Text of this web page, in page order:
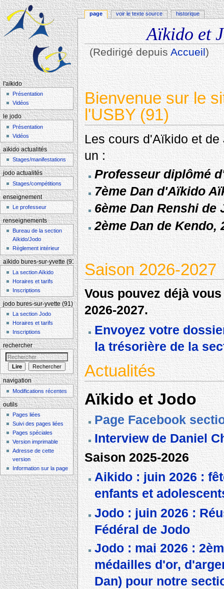
Aïkido et
(Redirigé depuisAccueil)
Aller à : navigation ,rechercher
Bienvenue sur le
l'USBY (91)
Les cours d'Aïkido et
un :
Professeur diplômé
7ème Dan d'Aïkido
6ème Dan Renshi de
2ème Dan de Kendo,
Saison 2026-2027
Vous pouvez déjà
2026-2027.
Envoyez votre
la trésorière de la
Actualités
Aïkido et Jodo
Page Facebook
Interview de Daniel
Saison 2025-2026
Aikido : juin 2026 :
enfants et
Jodo : juin 2026 :
Fédéral de Jodo
Jodo : mai 2026 :
médailles d'or,
Dan) pour notre
page voir le texte source historique
l'aïkido
Présentation
Vidéos
le jodo
Présentation
Vidéos
aïkido actualités
Stages/manifestations
jodo actualités
Stages/compétitions
enseignement
Le professeur
renseignements
Bureau de la section
Aïkido/Jodo
Règlement intérieur
aïkido bures-sur-yvette (91)
La section Aïkido
Horaires et tarifs
Inscriptions
jodo bures-sur-yvette (91)
La section Jodo
Horaires et tarifs
Inscriptions
rechercher
navigation
Modifications récentes
outils
Pages liées
Suivi des pages liées
Pages spéciales
Version imprimable
Adresse de cette
version
Information sur la page